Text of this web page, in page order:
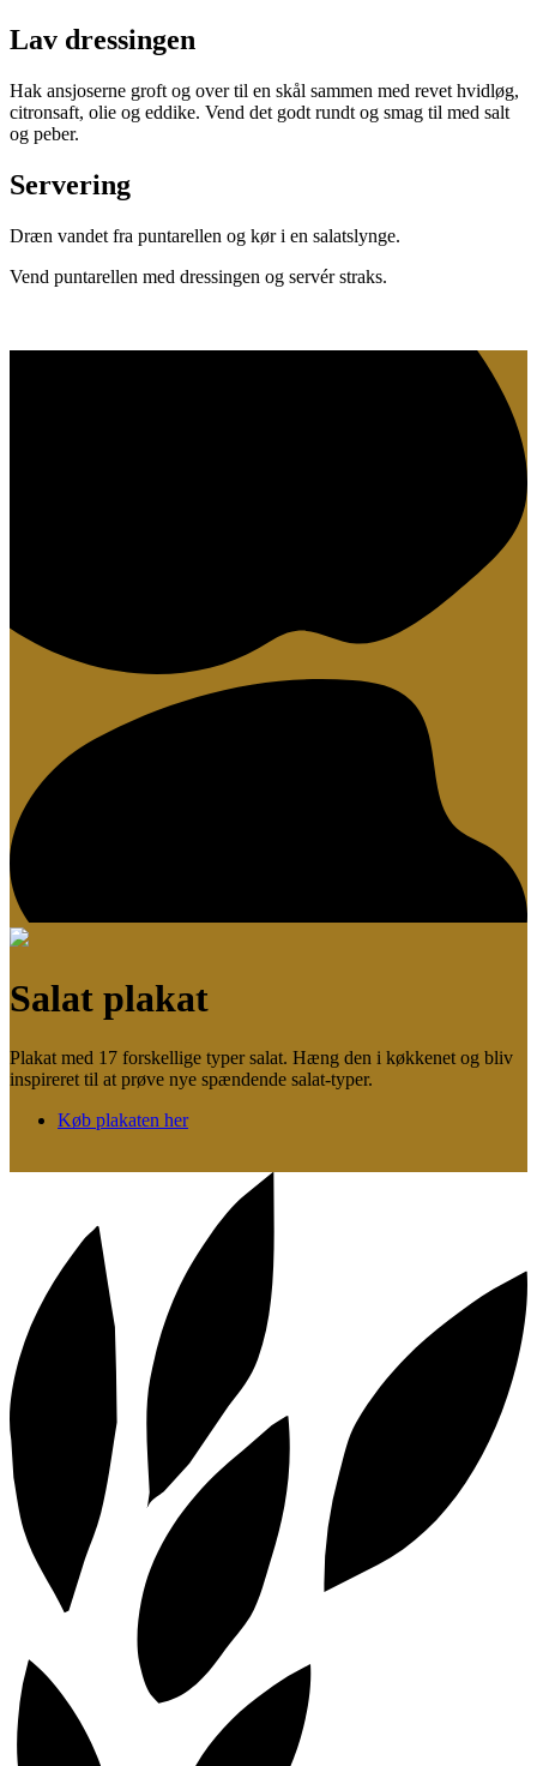
Lav dressingen
Hak ansjoserne groft og over til en skål sammen med revet hvidløg,
citronsaft, olie og eddike. Vend det godt rundt og smag til med salt
og peber.
Servering
Dræn vandet fra puntarellen og kør i en salatslynge.
Vend puntarellen med dressingen og servér straks.
Salat plakat
Plakat med 17 forskellige typer salat. Hæng den i køkkenet og bliv
inspireret til at prøve nye spændende salat-typer.
Køb plakaten her